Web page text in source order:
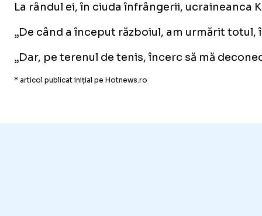
La rândul ei, în ciuda înfrângerii, ucraineanca
„De când a început războiul, am urmărit totul,
„Dar, pe terenul de tenis, încerc să mă
* articol publicat inițial pe Hotnews.ro